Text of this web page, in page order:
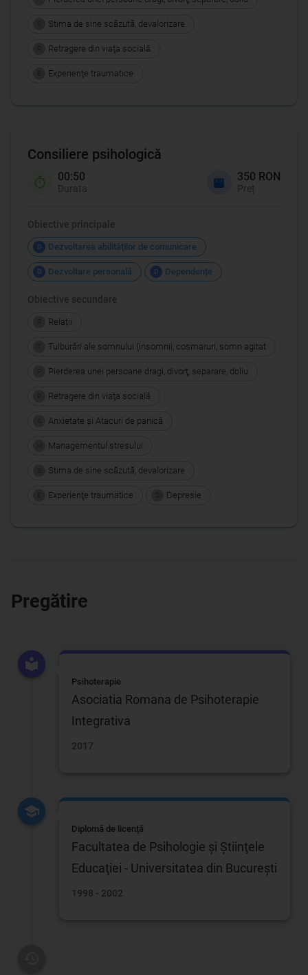
Stima de sine scăzută, devalorizare
Retragere din viaţa socială
Experienţe traumatice
Consiliere psihologică
00:50
Durata
350 RON
Preț
Obiective principale
D Dezvoltarea abilităţilor de comunicare
D Dezvoltare personală D Dependențe
Obiective secundare
Relații
Tulburări ale somnului (insomnii, coşmaruri, somn agitat
Pierderea unei persoane dragi, divorţ, separare, doliu
Retragere din viaţa socială
Anxietate şi Atacuri de panică
Managementul stresului
Stima de sine scăzută, devalorizare
Experienţe traumatice Depresie
Pregătire
Psihoterapie
Asociatia Romana de Psihoterapie
Integrativa
2017
Diplomă de licenţă
Facultatea de Psihologie şi Ştiinţele
Educaţiei - Universitatea din Bucureşti
1998 - 2002